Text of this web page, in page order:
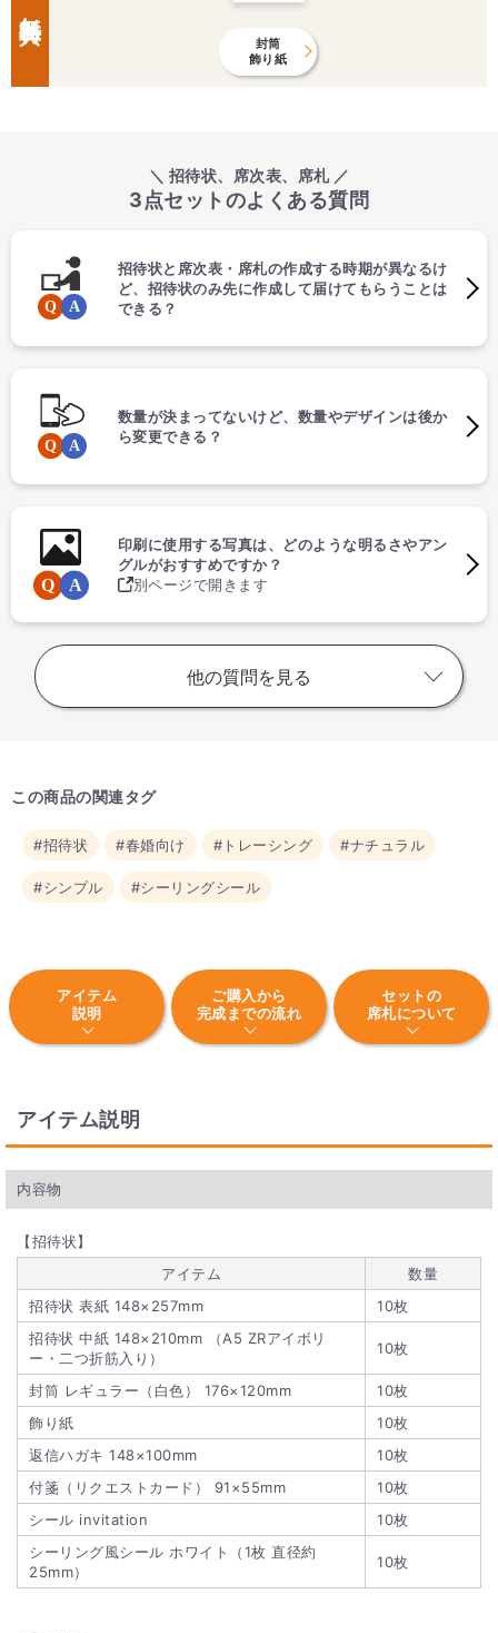
封筒
飾り紙
＼ 招待状、席次表、席札 ／
3点セットのよくある質問
招待状と席次表・席札の作成する時期が異なるけ
ど、招待状のみ先に作成して届けてもらうことは
できる？
数量が決まってないけど、数量やデザインは後か
ら変更できる？
印刷に使用する写真は、どのような明るさやアン
グルがおすすめですか？
別ページで開きます
他の質問を見る
この商品の関連タグ
#招待状 #春婚向け #トレーシング #ナチュラル
#シンプル #シーリングシール
アイテム
説明
ご購入から
完成までの流れ
セットの
席札について
アイテム説明
内容物
【招待状】
アイテム
数量
招待状 表紙 148×257mm
10枚
招待状 中紙 148×210mm （A5 ZRアイボリ
ー・二つ折筋入り）
10枚
封筒 レギュラー（白色） 176×120mm
10枚
飾り紙
10枚
返信ハガキ 148×100mm
10枚
付箋（リクエストカード） 91×55mm
10枚
シール invitation
10枚
シーリング風シール ホワイト（1枚 直径約
25mm）
10枚